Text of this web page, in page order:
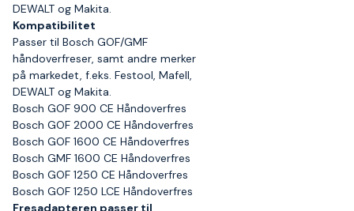
DEWALT og Makita.
Kompatibilitet
Passer til Bosch GOF/GMF
håndoverfreser, samt andre merker
på markedet, f.eks. Festool, Mafell,
DEWALT og Makita.
Bosch GOF 900 CE Håndoverfres
Bosch GOF 2000 CE Håndoverfres
Bosch GOF 1600 CE Håndoverfres
Bosch GMF 1600 CE Håndoverfres
Bosch GOF 1250 CE Håndoverfres
Bosch GOF 1250 LCE Håndoverfres
Fresadapteren passer til